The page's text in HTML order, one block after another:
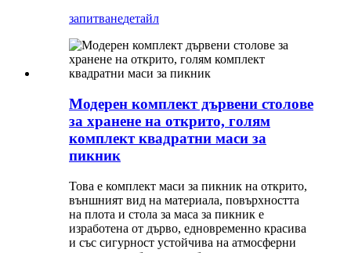
запитванедетайл
Модерен комплект дървени столове
за хранене на открито, голям
комплект квадратни маси за
пикник
Това е комплект маси за пикник на открито,
външният вид на материала, повърхността
на плота и стола за маса за пикник е
изработена от дърво, едновременно красива
и със сигурност устойчива на атмосферни